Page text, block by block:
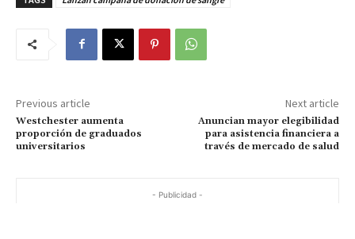
Previous article
Westchester aumenta
proporción de graduados
universitarios
Next article
Anuncian mayor elegibilidad
para asistencia financiera a
través de mercado de salud
- Publicidad -